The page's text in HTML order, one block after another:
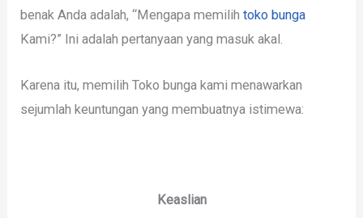
benak Anda adalah, “Mengapa memilih toko bunga
Kami?” Ini adalah pertanyaan yang masuk akal.
Karena itu, memilih Toko bunga kami menawarkan
sejumlah keuntungan yang membuatnya istimewa:
Keaslian